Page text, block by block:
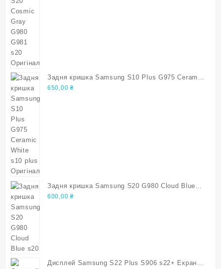
Задня кришка Samsung S10 Plus G975 Ceramic
White s10 plus Оригінал
650,00 ₴
Задня кришка Samsung S20 G980 Cloud Blue
s20
600,00 ₴
Дисплей Samsung S22 Plus S906 s22+ Екран з